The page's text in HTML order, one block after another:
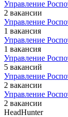
Управление
2 вакансии
Управление
1 вакансия
Управление
1 вакансия
Управление
5 вакансий
Управление
2 вакансии
Управление
2 вакансии
HeadHunter